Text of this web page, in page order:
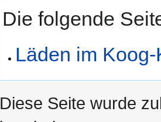
Die folgende
Läden im
Diese Seite wurde